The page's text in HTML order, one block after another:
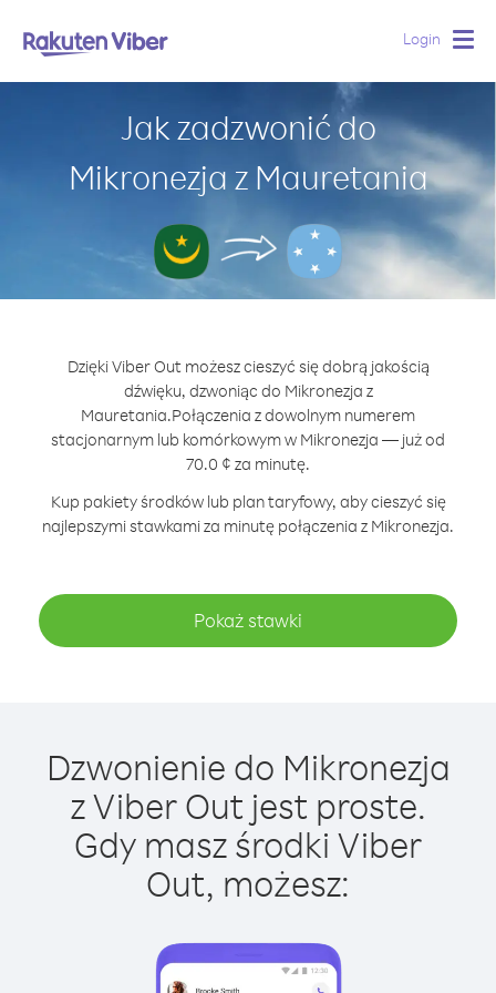
Login
Jak zadzwonić do
Mikronezja z Mauretania
Dzięki Viber Out możesz cieszyć się dobrą jakością
dźwięku, dzwoniąc do Mikronezja z
Mauretania.Połączenia z dowolnym numerem
stacjonarnym lub komórkowym w Mikronezja — już od
70.0 ¢ za minutę.
Kup pakiety środków lub plan taryfowy, aby cieszyć się
najlepszymi stawkami za minutę połączenia z Mikronezja.
Pokaż stawki
Dzwonienie do Mikronezja
z Viber Out jest proste.
Gdy masz środki Viber
Out, możesz: